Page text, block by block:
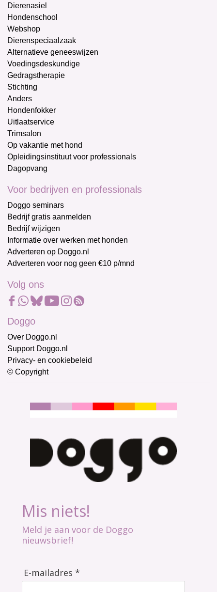
Dierenasiel
Hondenschool
Webshop
Dierenspeciaalzaak
Alternatieve geneeswijzen
Voedingsdeskundige
Gedragstherapie
Stichting
Anders
Hondenfokker
Uitlaatservice
Trimsalon
Op vakantie met hond
Opleidingsinstituut voor professionals
Dagopvang
Voor bedrijven en professionals
Doggo seminars
Bedrijf gratis aanmelden
Bedrijf wijzigen
Informatie over werken met honden
Adverteren op Doggo.nl
Adverteren voor nog geen €10 p/mnd
Volg ons
Doggo
Over Doggo.nl
Support Doggo.nl
Privacy- en cookiebeleid
© Copyright
Mis niets!
Meld je aan voor de Doggo
nieuwsbrief!
E-mailadres *